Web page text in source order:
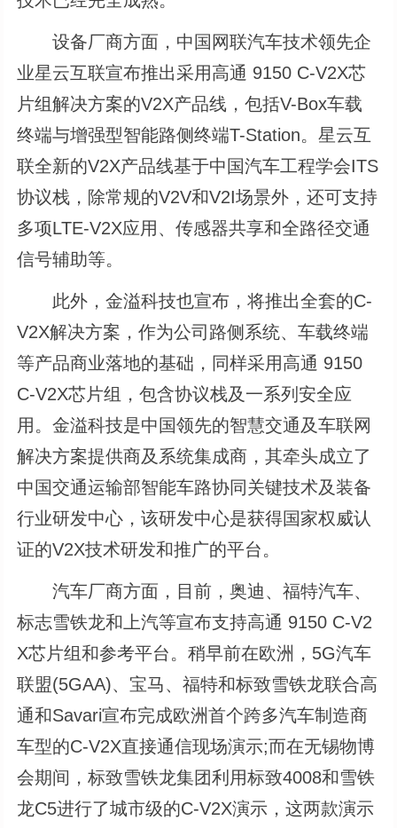
设备厂商方面，中国网联汽车技术领先企
业星云互联宣布推出采用高通 9150 C-V2X芯
片组解决方案的V2X产品线，包括V-Box车载
终端与增强型智能路侧终端T-Station。星云互
联全新的V2X产品线基于中国汽车工程学会ITS
协议栈，除常规的V2V和V2I场景外，还可支持
多项LTE-V2X应用、传感器共享和全路径交通
信号辅助等。
此外，金溢科技也宣布，将推出全套的C-
V2X解决方案，作为公司路侧系统、车载终端
等产品商业落地的基础，同样采用高通 9150
C-V2X芯片组，包含协议栈及一系列安全应
用。金溢科技是中国领先的智慧交通及车联网
解决方案提供商及系统集成商，其牵头成立了
中国交通运输部智能车路协同关键技术及装备
行业研发中心，该研发中心是获得国家权威认
证的V2X技术研发和推广的平台。
汽车厂商方面，目前，奥迪、福特汽车、
标志雪铁龙和上汽等宣布支持高通 9150 C-V2
X芯片组和参考平台。稍早前在欧洲，5G汽车
联盟(5GAA)、宝马、福特和标致雪铁龙联合高
通和Savari宣布完成欧洲首个跨多汽车制造商
车型的C-V2X直接通信现场演示;而在无锡物博
会期间，标致雪铁龙集团利用标致4008和雪铁
龙C5进行了城市级的C-V2X演示，这两款演示